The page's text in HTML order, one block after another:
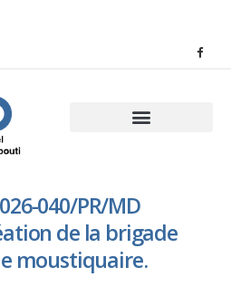
040/PR/MD
de la brigade
moustiquaire.